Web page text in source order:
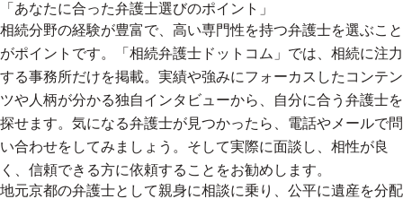
「あなたに合った弁護士選びのポイント」
相続分野の経験が豊富で、高い専門性を持つ弁護士を選ぶこと
がポイントです。「相続弁護士ドットコム」では、相続に注力
する事務所だけを掲載。実績や強みにフォーカスしたコンテン
ツや人柄が分かる独自インタビューから、自分に合う弁護士を
探せます。気になる弁護士が見つかったら、電話やメールで問
い合わせをしてみましょう。そして実際に面談し、相性が良
く、信頼できる方に依頼することをお勧めします。
地元京都の弁護士として親身に相談に乗り、公平に遺産を分配